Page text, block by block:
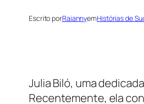
Escrito porRaiannyemHistórias de
Julia Biló, uma
Recentemente, ela